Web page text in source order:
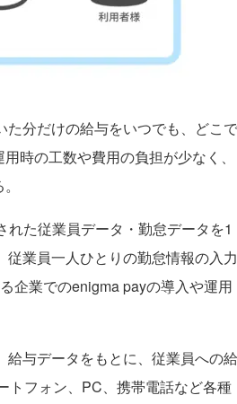
分だけの給与をいつでも、どこで
時の工数や費用の負担が少なく、
た従業員データ・勤怠データを1
業員一人ひとりの勤怠情報の入力
企業でのenigma payの導入や運用
与データをもとに、従業員への給
トフォン、PC、携帯電話など各種